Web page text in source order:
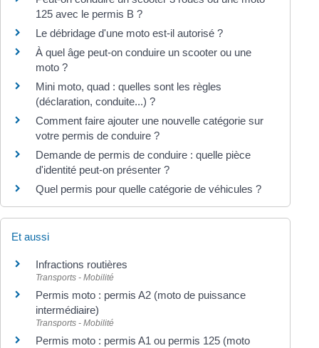
125 avec le permis B ?
Le débridage d'une moto est-il autorisé ?
À quel âge peut-on conduire un scooter ou une
moto ?
Mini moto, quad : quelles sont les règles
(déclaration, conduite...) ?
Comment faire ajouter une nouvelle catégorie sur
votre permis de conduire ?
Demande de permis de conduire : quelle pièce
d'identité peut-on présenter ?
Quel permis pour quelle catégorie de véhicules ?
Et aussi
Infractions routières
Transports - Mobilité
Permis moto : permis A2 (moto de puissance
intermédiaire)
Transports - Mobilité
Permis moto : permis A1 ou permis 125 (moto